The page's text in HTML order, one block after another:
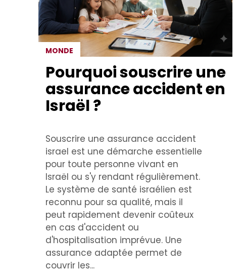
MONDE
Pourquoi souscrire une
assurance accident en
Israël ?
Souscrire une assurance accident
israel est une démarche essentielle
pour toute personne vivant en
Israël ou s'y rendant régulièrement.
Le système de santé israélien est
reconnu pour sa qualité, mais il
peut rapidement devenir coûteux
en cas d'accident ou
d'hospitalisation imprévue. Une
assurance adaptée permet de
couvrir les...